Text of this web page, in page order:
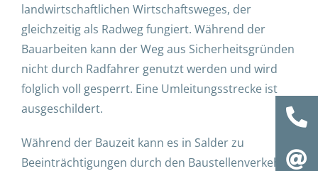
landwirtschaftlichen Wirtschaftsweges, der
gleichzeitig als Radweg fungiert. Während der
Bauarbeiten kann der Weg aus Sicherheitsgründen
nicht durch Radfahrer genutzt werden und wird
folglich voll gesperrt. Eine Umleitungsstrecke ist
ausgeschildert.
Während der Bauzeit kann es in Salder zu
Beeinträchtigungen durch den Baustellenverkehr